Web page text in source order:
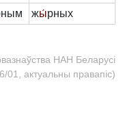
жы́рных
НАН Беларусі
01, актуальны правапіс)